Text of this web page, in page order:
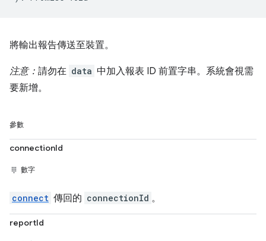
將輸出報告傳送至裝置。
注意： 請勿在 data 中加入報表 ID 前置字串。系統會視需
要新增。
參數
connectionId
數字
connect 傳回的 connectionId 。
reportId